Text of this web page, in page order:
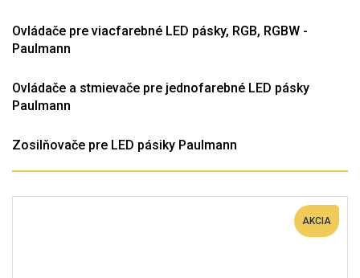
Ovládače pre viacfarebné LED pásky, RGB, RGBW -
Paulmann
Ovládače a stmievače pre jednofarebné LED pásky
Paulmann
Zosilňovače pre LED pásiky Paulmann
AKCIA